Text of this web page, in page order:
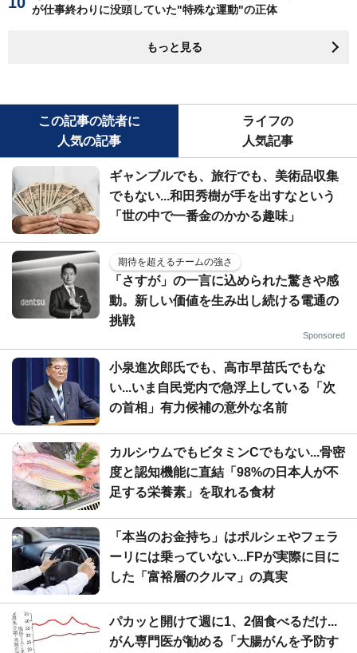
が仕事終わりに没頭していた"特殊な運動"の正体
もっと見る
この記事の読者に
人気の記事
ライフの
人気記事
ギャンブルでも、旅行でも、美術品収集
でもない...和田秀樹が手を出すなという
「世の中で一番金のかかる趣味」
期待を超えるチームの強さ
「さすが」の一言に込められた驚きや感
動。新しい価値を生み出し続ける電通の
挑戦
Sponsored
小泉進次郎氏でも、高市早苗氏でもな
い...いま自民党内で急浮上している「次
の首相」有力候補の意外な名前
カルシウムでもビタミンCでもない...骨密
度と認知機能に直結「98%の日本人が不
足する栄養素」を取れる食材
「本当のお金持ち」はポルシェやフェラ
ーリには乗っていない...FPが実際に目に
した「富裕層のクルマ」の真実
パカッと開けて週に1、2個食べるだけ...
がん専門医が勧める「大腸がんを予防す